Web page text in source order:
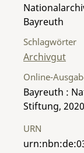
Bayreuth
Schlagwörter
Archivgut
Online-
Bayreuth :
Stiftung, 2020
URN